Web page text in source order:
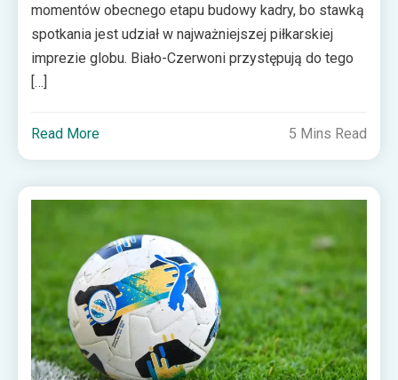
momentów obecnego etapu budowy kadry, bo stawką
spotkania jest udział w najważniejszej piłkarskiej
imprezie globu. Biało-Czerwoni przystępują do tego
[…]
Read More 5 Mins Read